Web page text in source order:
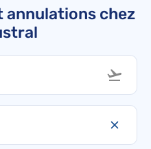
annulations chez